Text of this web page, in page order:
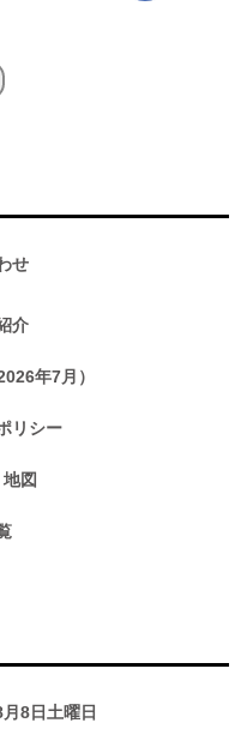
せ
介
年7月）
リシー
図
8日土曜日